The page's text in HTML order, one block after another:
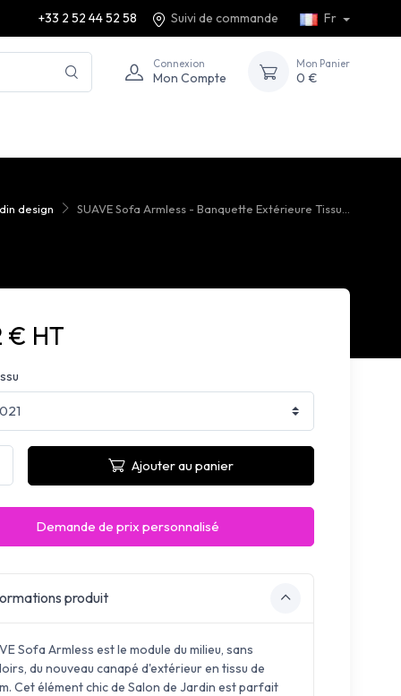
+33 2 52 44 52 58 Suivi de commande Fr
Connexion
Mon Compte
Mon Panier
0 €
design SUAVE Sofa Armless - Banquette Extérieure Tissu...
€ HT
Ajouter au panier
Demande de prix personnalisé
produit
Sofa Armless est le module du milieu, sans
du nouveau canapé d'extérieur en tissu de
Cet élément chic de Salon de Jardin est parfait